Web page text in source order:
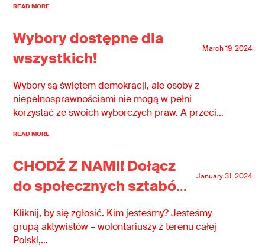
READ MORE
March 19, 2024
Wybory dostępne dla
wszystkich!
Wybory są świętem demokracji, ale osoby z
niepełnosprawnościami nie mogą w pełni
korzystać ze swoich wyborczych praw. A przecież
niepełnosprawnościami mają prawo do rzetelnej
dostępnych lokali wyborczych, do startowania w
wyborach. Dostępne wybory to nasza wspólna
sprawa!
READ MORE
January 31, 2024
CHODŹ Z NAMI! Dołącz
do społecznych sztabów
Akcji Demokracji.
Kliknij, by się zgłosić. Kim jesteśmy? Jesteśmy
grupą aktywistów – wolontariuszy z terenu całej
Polski,…